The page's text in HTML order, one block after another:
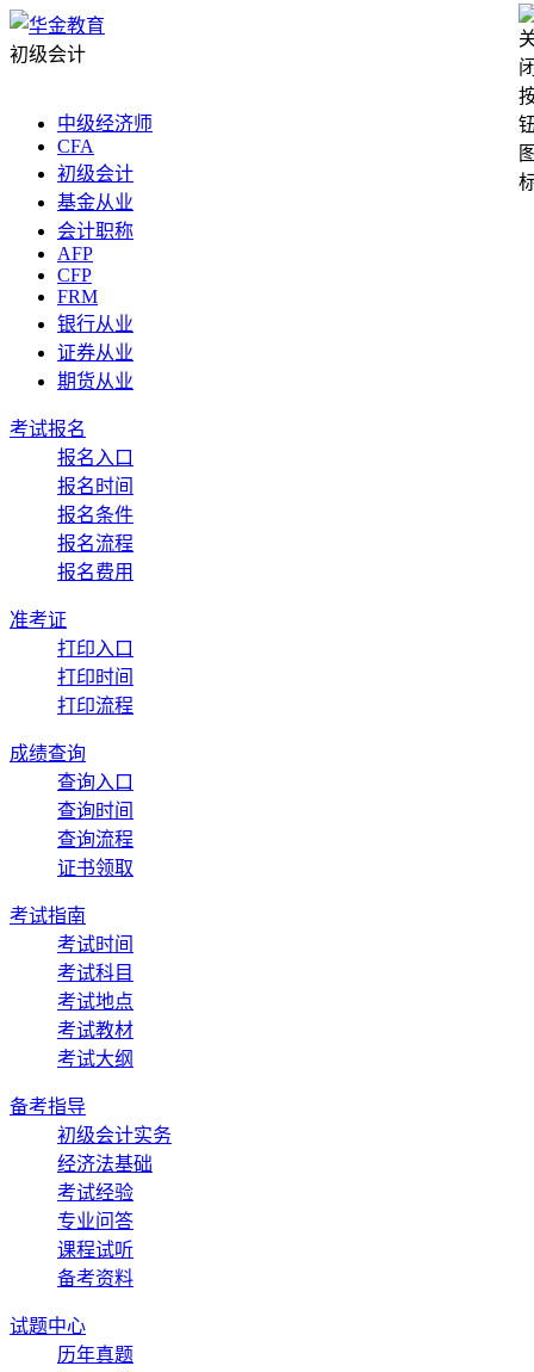
初级会计
中级经济师
CFA
初级会计
基金从业
会计职称
AFP
CFP
FRM
银行从业
证券从业
期货从业
考试报名
报名入口
报名时间
报名条件
报名流程
报名费用
准考证
打印入口
打印时间
打印流程
成绩查询
查询入口
查询时间
查询流程
证书领取
考试指南
考试时间
考试科目
考试地点
考试教材
考试大纲
备考指导
初级会计实务
经济法基础
考试经验
专业问答
课程试听
备考资料
试题中心
历年真题